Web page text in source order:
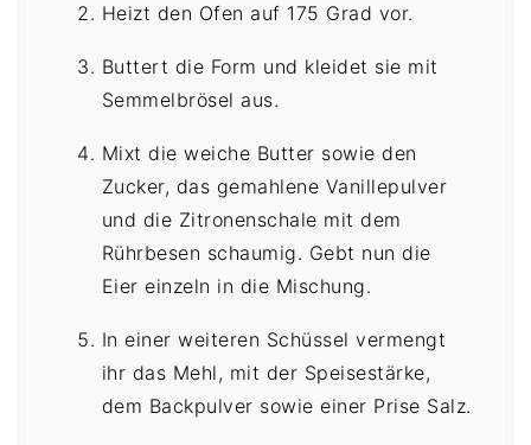
Heizt den Ofen auf 175 Grad vor.
Buttert die Form und kleidet sie mit
Semmelbrösel aus.
Mixt die weiche Butter sowie den
Zucker, das gemahlene Vanillepulver
und die Zitronenschale mit dem
Rührbesen schaumig. Gebt nun die
Eier einzeln in die Mischung.
In einer weiteren Schüssel vermengt
ihr das Mehl, mit der Speisestärke,
dem Backpulver sowie einer Prise Salz.